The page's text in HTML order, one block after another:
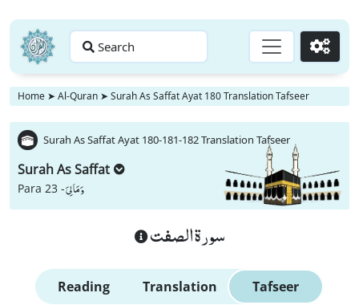
Search Go
Home ➤ Al-Quran ➤ Surah As Saffat Ayat 180 Translation Tafseer
Surah As Saffat Ayat 180-181-182 Translation Tafseer
Surah As Saffat
Para 23 -وَ مَا لِیَ
سورة الصفت
Reading Translation Tafseer